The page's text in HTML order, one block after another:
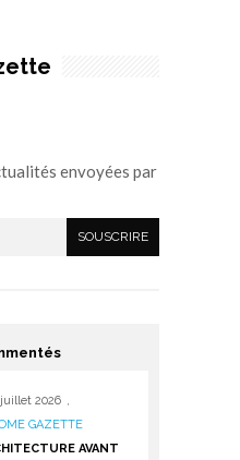
envoyées par
2026 ,
GAZETTE
AVANT